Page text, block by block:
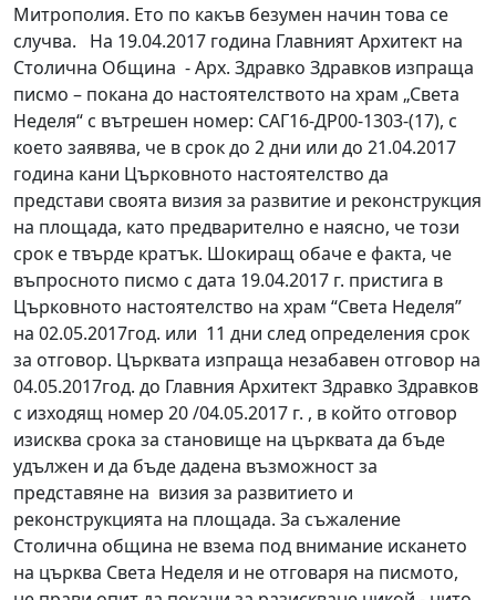
Митрополия. Ето по какъв безумен начин това се
случва. На 19.04.2017 година Главният Архитект на
Столична Община - Арх. Здравко Здравков изпраща
писмо – покана до настоятелството на храм „Света
Неделя“ с вътрешен номер: САГ16-ДР00-1303-(17), с
което заявява, че в срок до 2 дни или до 21.04.2017
година кани Църковното настоятелство да
представи своята визия за развитие и реконструкция
на площада, като предварително е наясно, че този
срок е твърде кратък. Шокиращ обаче е факта, че
въпросното писмо с дата 19.04.2017 г. пристига в
Църковното настоятелство на храм “Света Неделя”
на 02.05.2017год. или 11 дни след определения срок
за отговор. Църквата изпраща незабавен отговор на
04.05.2017год. до Главния Архитект Здравко Здравков
с изходящ номер 20 /04.05.2017 г. , в който отговор
изисква срока за становище на църквата да бъде
удължен и да бъде дадена възможност за
представяне на визия за развитието и
реконструкцията на площада. За съжаление
Столична община не взема под внимание искането
на църква Света Неделя и не отговаря на писмото,